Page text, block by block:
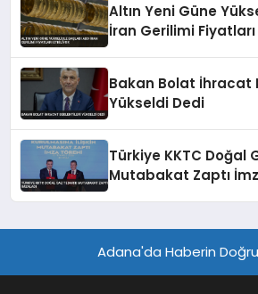
Altın Yeni Güne
İran Gerilimi
Bakan Bolat İhracat
Yükseldi Dedi
Türkiye KKTC Doğal
Mutabakat Zaptı
Adana'da Haberin